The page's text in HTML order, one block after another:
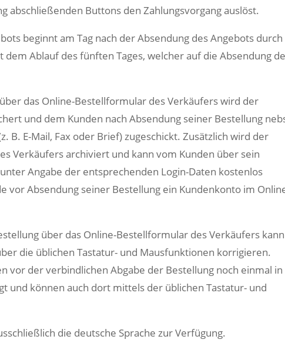
abschließenden Buttons den Zahlungsvorgang auslöst.
beginnt am Tag nach der Absendung des Angebots durch
Ablauf des fünften Tages, welcher auf die Absendung
das Online-Bestellformular des Verkäufers wird der
und dem Kunden nach Absendung seiner Bestellung
B. E-Mail, Fax oder Brief) zugeschickt. Zusätzlich wird der
Verkäufers archiviert und kann vom Kunden über sein
Angabe der entsprechenden Login-Daten kostenlos
vor Absendung seiner Bestellung ein Kundenkonto im
über das Online-Bestellformular des Verkäufers kann
die üblichen Tastatur- und Mausfunktionen korrigieren.
vor der verbindlichen Abgabe der Bestellung noch einmal in
und können auch dort mittels der üblichen Tastatur- und
die deutsche Sprache zur Verfügung.